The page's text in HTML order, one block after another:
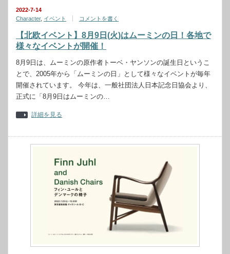
2022-7-14
Character, イベント コメントを書く
【北欧イベント】8月9日(火)はムーミンの日！各地で
様々なイベントが開催！
8月9日は、ムーミンの原作者トーベ・ヤンソンの誕生日というこ
とで、2005年から「ムーミンの日」として様々なイベントが毎年
開催されています。 今年は、一般社団法人日本記念日協会より、
正式に「8月9日はムーミンの…
詳細を見る